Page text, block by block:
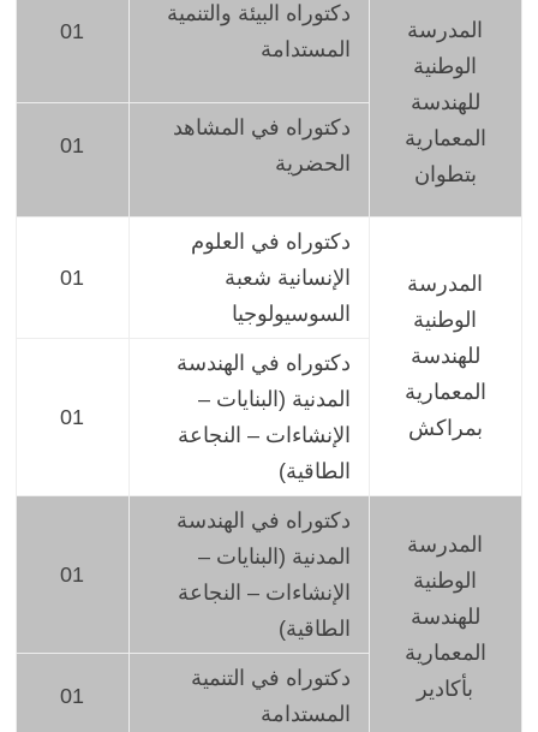
01
دكتوراه البيئة والتنمية
المستدامة
المدرسة
الوطنية
للهندسة
المعمارية
بتطوان
01
دكتوراه في المشاهد
الحضرية
01
دكتوراه في العلوم
الإنسانية شعبة
السوسيولوجيا
المدرسة
الوطنية
للهندسة
المعمارية
بمراكش
01
دكتوراه في الهندسة
المدنية (البنايات –
الإنشاءات – النجاعة
الطاقية)
01
دكتوراه في الهندسة
المدنية (البنايات –
الإنشاءات – النجاعة
الطاقية)
المدرسة
الوطنية
للهندسة
المعمارية
بأكادير
01
دكتوراه في التنمية
المستدامة